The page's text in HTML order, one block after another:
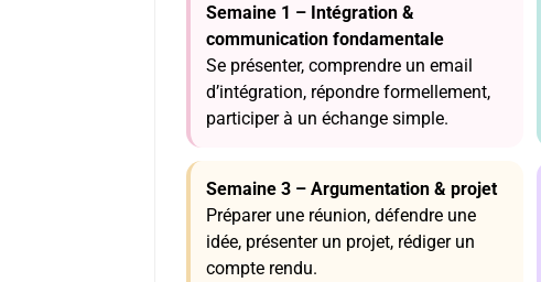
Semaine 1 – Intégration &
communication fondamentale
Se présenter, comprendre un email
d’intégration, répondre formellement,
participer à un échange simple.
Semaine 3 – Argumentation & projet
Préparer une réunion, défendre une
idée, présenter un projet, rédiger un
compte rendu.